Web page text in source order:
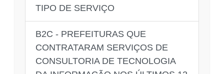
TIPO DE SERVIÇO
B2C - PREFEITURAS QUE
CONTRATARAM SERVIÇOS DE
CONSULTORIA DE TECNOLOGIA